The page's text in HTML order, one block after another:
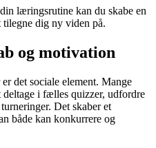
læringsrutine kan du skabe en
tilegne dig ny viden på.
og motivation
det sociale element. Mange
i fælles quizzer, udfordre
Det skaber et
både kan konkurrere og